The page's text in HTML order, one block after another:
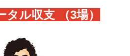
タル収支 （3場）